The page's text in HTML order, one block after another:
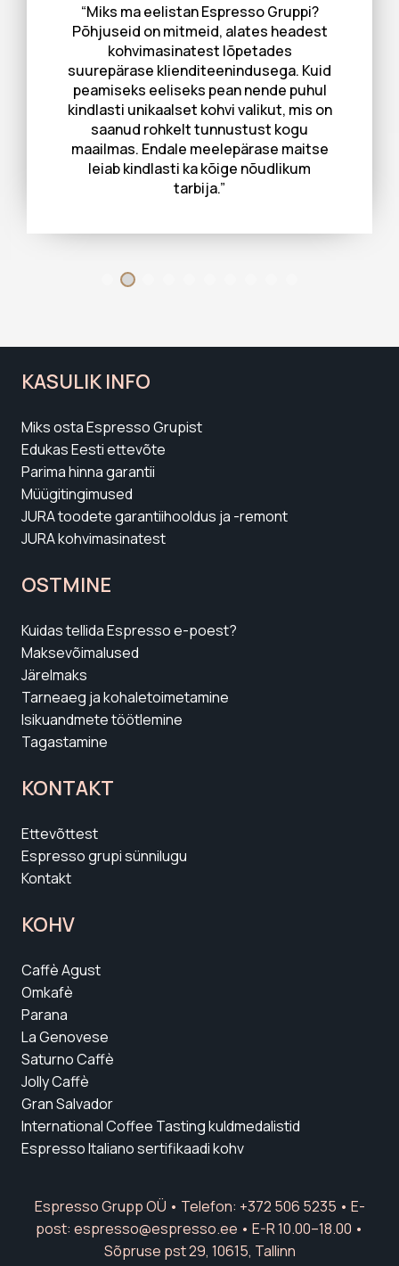
“Miks ma eelistan Espresso Gruppi?
Põhjuseid on mitmeid, alates headest
kohvimasinatest lõpetades
suurepärase klienditeenindusega. Kuid
peamiseks eeliseks pean nende puhul
kindlasti unikaalset kohvi valikut, mis on
saanud rohkelt tunnustust kogu
maailmas. Endale meelepärase maitse
leiab kindlasti ka kõige nõudlikum
tarbija.”
KASULIK INFO
Miks osta Espresso Grupist
Edukas Eesti ettevõte
Parima hinna garantii
Müügitingimused
JURA toodete garantiihooldus ja -remont
JURA kohvimasinatest
OSTMINE
Kuidas tellida Espresso e-poest?
Maksevõimalused
Järelmaks
Tarneaeg ja kohaletoimetamine
Isikuandmete töötlemine
Tagastamine
KONTAKT
Ettevõttest
Espresso grupi sünnilugu
Kontakt
KOHV
Caffè Agust
Omkafè
Parana
La Genovese
Saturno Caffè
Jolly Caffè
Gran Salvador
International Coffee Tasting kuldmedalistid
Espresso Italiano sertifikaadi kohv
Espresso Grupp OÜ • Telefon: +372 506 5235 • E-
post: espresso@espresso.ee • E-R 10.00–18.00 •
Sõpruse pst 29, 10615, Tallinn